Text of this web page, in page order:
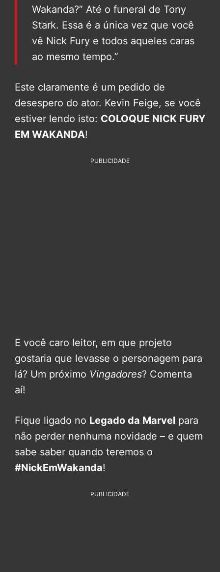
Wakanda?” Até o funeral de Tony
Stark. Essa é a única vez que você
vê Nick Fury e todos aqueles caras
ao mesmo tempo.”
Este claramente é um pedido de
desespero do ator. Kevin Feige, se você
estiver lendo isto: COLOQUE NICK FURY
EM WAKANDA!
PUBLICIDADE
E você caro leitor, em que projeto
gostaria que levasse o personagem para
lá? Um próximo Vingadores? Comenta
aí!
Fique ligado no Legado da Marvel para
não perder nenhuma novidade – e quem
sabe saber quando teremos o
#NickEmWakanda!
PUBLICIDADE